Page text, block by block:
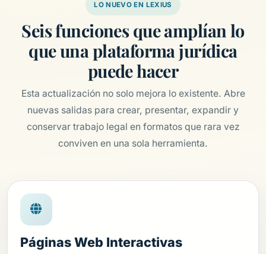
LO NUEVO EN LEXIUS
Seis funciones que amplían lo
que una plataforma jurídica
puede hacer
Esta actualización no solo mejora lo existente. Abre
nuevas salidas para crear, presentar, expandir y
conservar trabajo legal en formatos que rara vez
conviven en una sola herramienta.
Páginas Web Interactivas